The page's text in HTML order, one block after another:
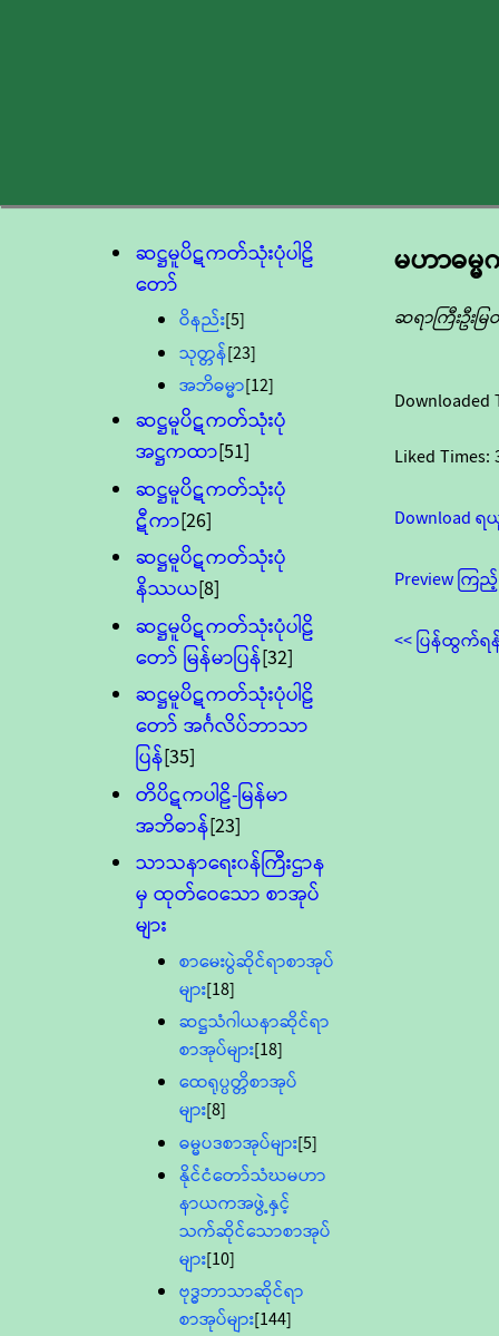
ဆဋ္ဌမူပိဋကတ်သုံးပုံပါဠိ
တော်
ဝိနည်း[5]
သုတ္တန်[23]
အဘိဓမ္မာ[12]
ဆဋ္ဌမူပိဋကတ်သုံးပုံ
အဋ္ဌကထာ[51]
ဆဋ္ဌမူပိဋကတ်သုံးပုံ
ဋီကာ[26]
ဆဋ္ဌမူပိဋကတ်သုံးပုံ
နိဿယ[8]
ဆဋ္ဌမူပိဋကတ်သုံးပုံပါဠိ
တော် မြန်မာပြန်[32]
ဆဋ္ဌမူပိဋကတ်သုံးပုံပါဠိ
တော် အင်္ဂလိပ်ဘာသာ
ပြန်[35]
တိပိဋကပါဠိ-မြန်မာ
အဘိဓာန်[23]
သာသနာရေး၀န်ကြီးဌာန
မှ ထုတ်ဝေသော စာအုပ်
များ
စာမေးပွဲဆိုင်ရာစာအုပ်
များ[18]
ဆဋ္ဌသံဂါယနာဆိုင်ရာ
စာအုပ်များ[18]
ထေရုပ္ပတ္တိစာအုပ်
များ[8]
ဓမ္မပဒစာအုပ်များ[5]
နိုင်ငံတော်သံဃမဟာ
နာယကအဖွဲ့နှင့်
သက်ဆိုင်သောစာအုပ်
များ[10]
ဗုဒ္ဓဘာသာဆိုင်ရာ
စာအုပ်များ[144]
မဟာဓမ္
ဆရာကြီးဦးမ
Downloaded
Liked Times:
Download
Preview ကြ
<< ပြန်ထွက်ရ